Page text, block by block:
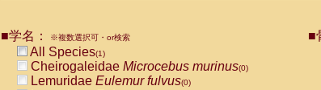
CebidaeCebus nigrivittatus
CebidaeCebus
CebidaeSaimiri boliviensis(0)
CebidaeSaimiri sciureus(0)
■学名： ※複数選択可・or検索
All Species(1)
Cheirogaleidae Microcebus murinus(0)
Lemuridae Eulemur fulvus(0)
■